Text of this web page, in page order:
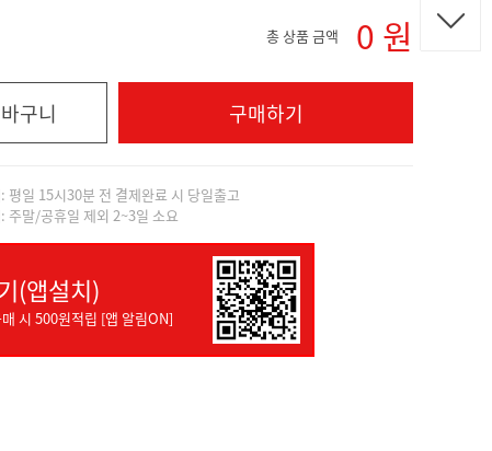
총 상품 금액 0 원
구니 구매하기
평일 15시30분 전 결제완료 시 당일출고
주말/공휴일 제외 2~3일 소요
(앱설치)
시 500원적립 [앱 알림ON]